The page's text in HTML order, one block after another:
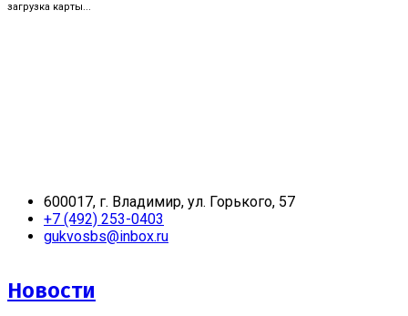
загрузка карты...
600017, г. Владимир, ул. Горького, 57
+7 (492) 253-0403
gukvosbs@inbox.ru
Новости